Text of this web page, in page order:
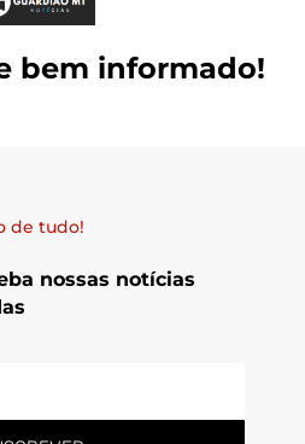
bem informado!
de tudo!
nossas notícias